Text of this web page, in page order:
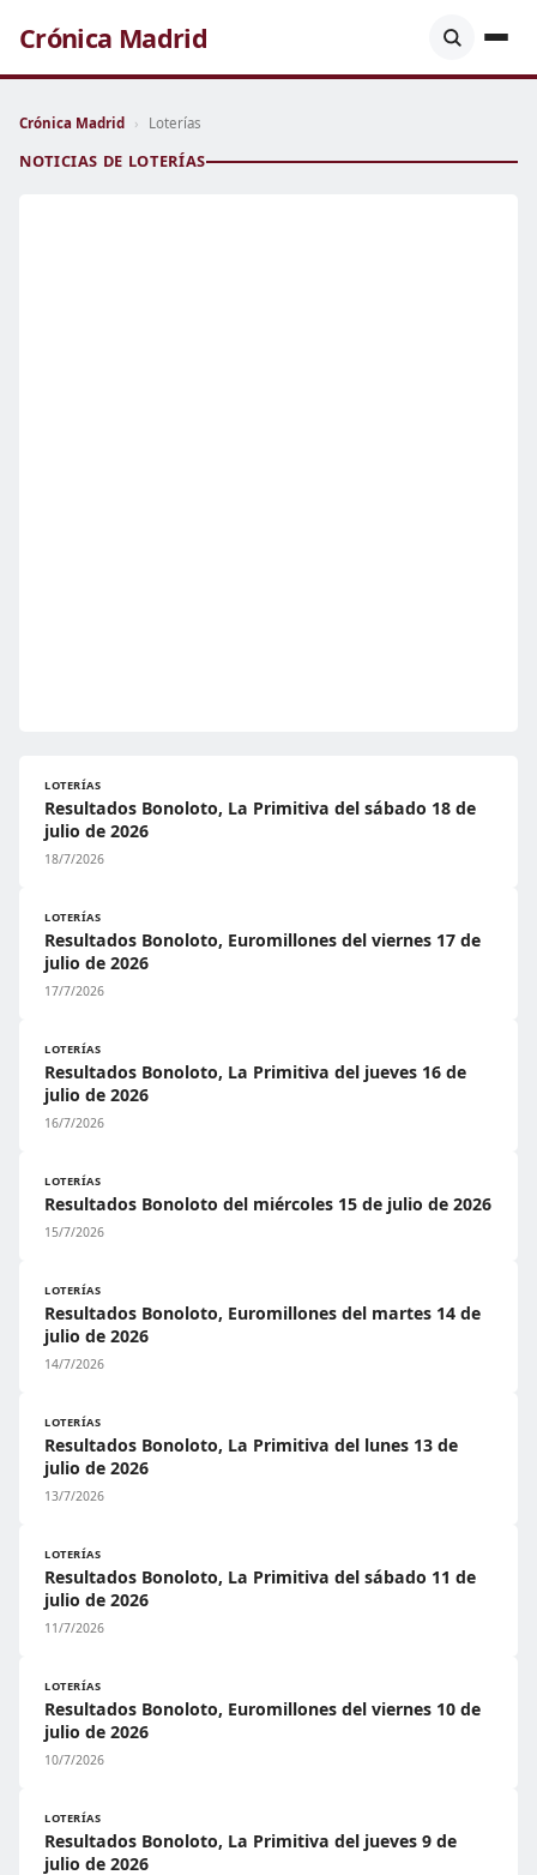
Crónica Madrid
Crónica Madrid › Loterías
NOTICIAS DE LOTERÍAS
LOTERÍAS
Resultados Bonoloto, La Primitiva del sábado 18 de
julio de 2026
18/7/2026
LOTERÍAS
Resultados Bonoloto, Euromillones del viernes 17 de
julio de 2026
17/7/2026
LOTERÍAS
Resultados Bonoloto, La Primitiva del jueves 16 de
julio de 2026
16/7/2026
LOTERÍAS
Resultados Bonoloto del miércoles 15 de julio de 2026
15/7/2026
LOTERÍAS
Resultados Bonoloto, Euromillones del martes 14 de
julio de 2026
14/7/2026
LOTERÍAS
Resultados Bonoloto, La Primitiva del lunes 13 de
julio de 2026
13/7/2026
LOTERÍAS
Resultados Bonoloto, La Primitiva del sábado 11 de
julio de 2026
11/7/2026
LOTERÍAS
Resultados Bonoloto, Euromillones del viernes 10 de
julio de 2026
10/7/2026
LOTERÍAS
Resultados Bonoloto, La Primitiva del jueves 9 de
julio de 2026